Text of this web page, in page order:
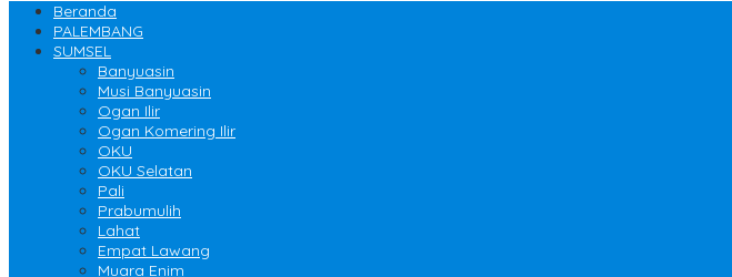
Beranda
PALEMBANG
SUMSEL
Banyuasin
Musi Banyuasin
Ogan Ilir
Ogan Komering Ilir
OKU
OKU Selatan
Pali
Prabumulih
Lahat
Empat Lawang
Muara Enim